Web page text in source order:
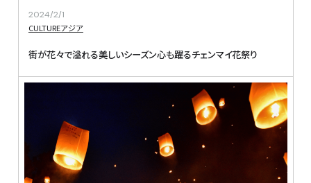
2024/2/1
CULTUREアジア
街が花々で溢れる美しいシーズン心も躍るチェンマイ花祭り